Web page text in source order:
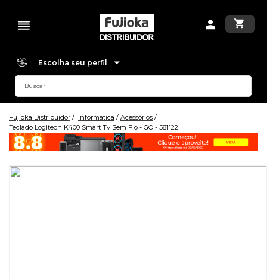
Escolha seu perfil
Fujioka Distribuidor Informática
Acessórios
Teclado Logitech K400 Smart Tv Sem Fio - GO - 581122